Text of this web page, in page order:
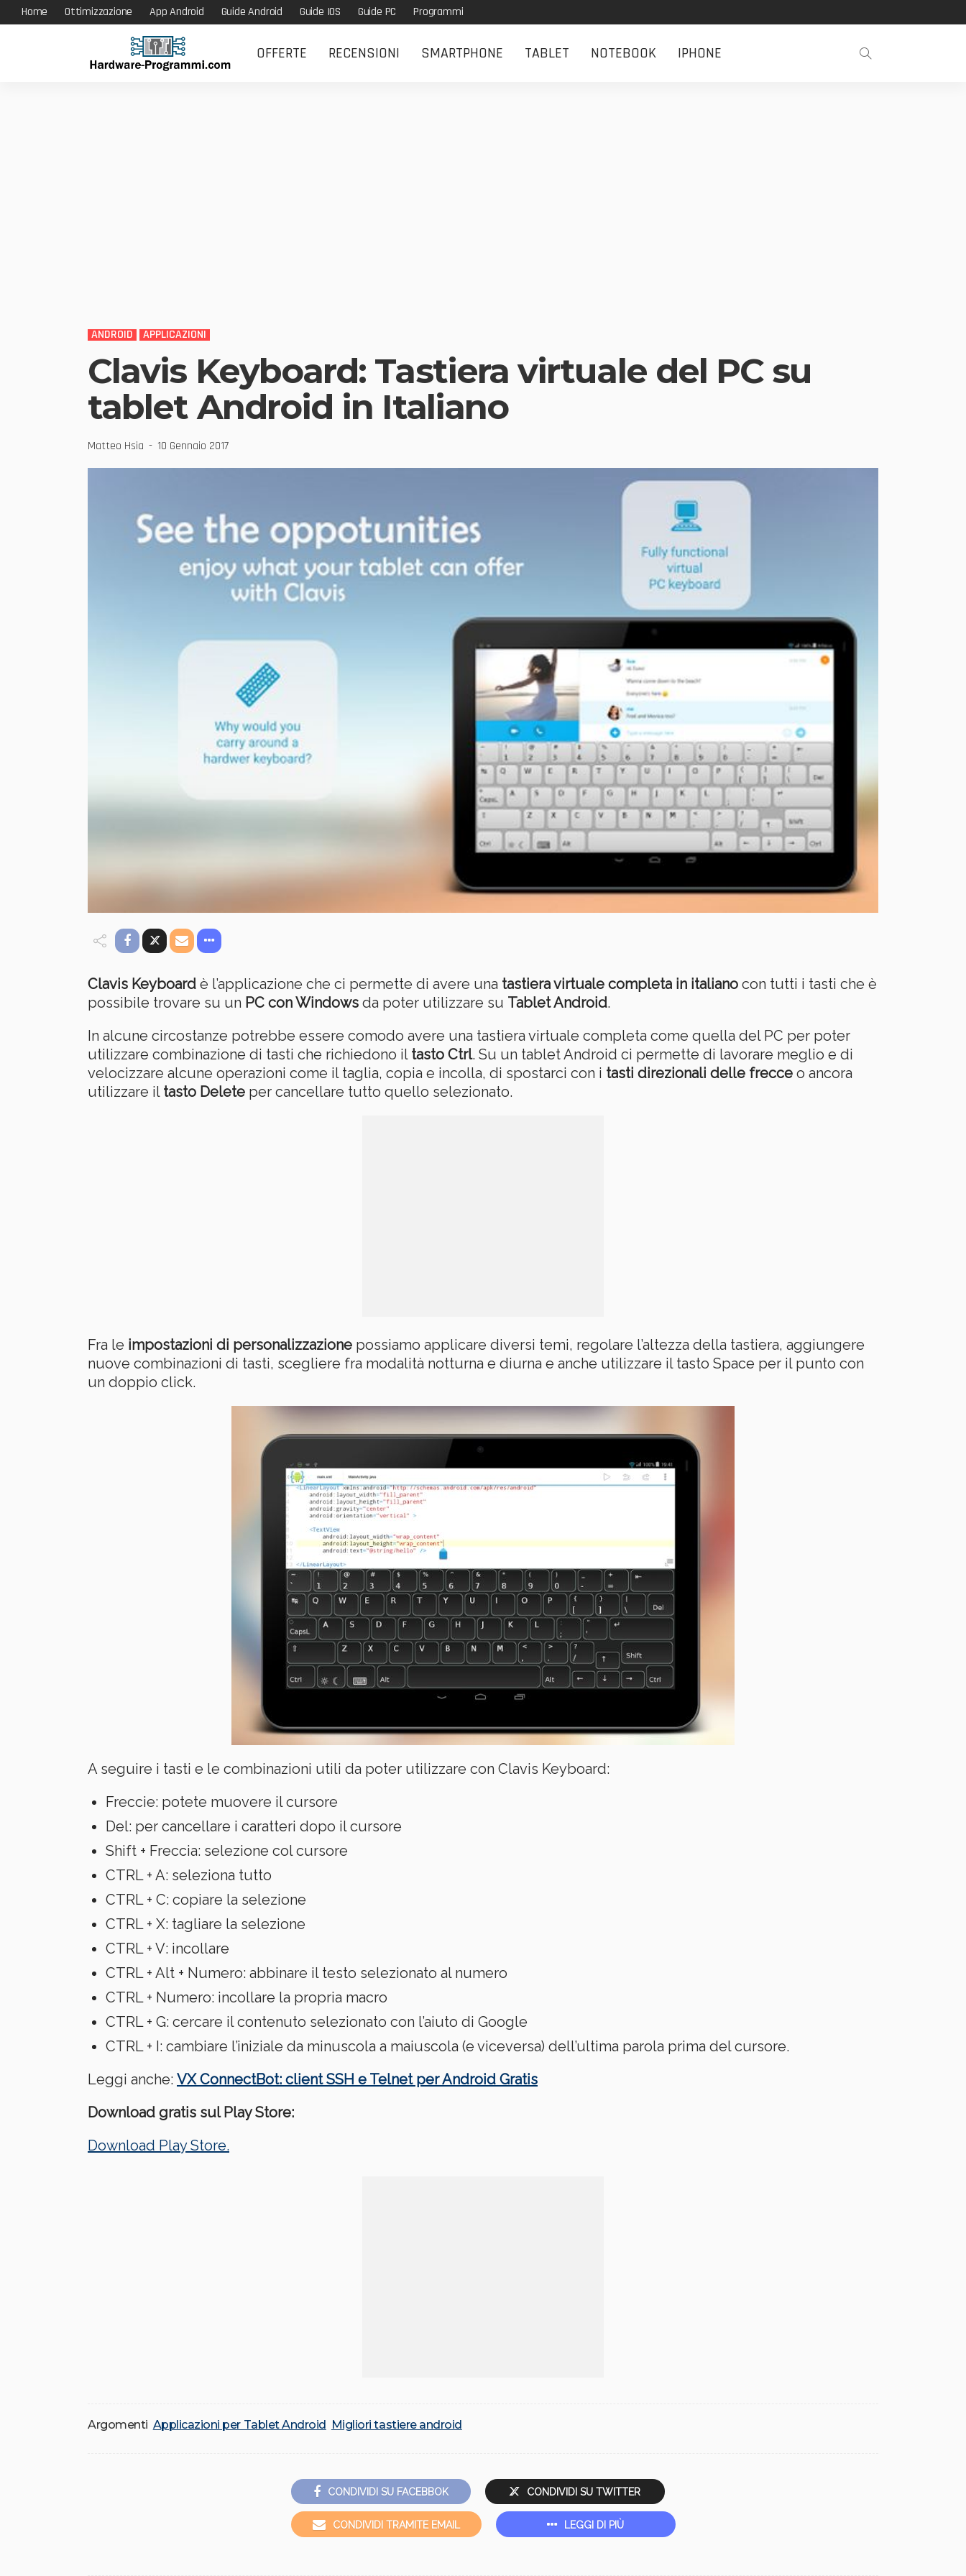
Home Ottimizzazione App Android Guide Android Guide IOS Guide PC Programmi
OFFERTE RECENSIONI SMARTPHONE TABLET NOTEBOOK IPHONE
ANDROID APPLICAZIONI
Clavis Keyboard: Tastiera virtuale del PC su
tablet Android in Italiano
Matteo Hsia 10 Gennaio 2017
Clavis Keyboard è l’applicazione che ci permette di avere una tastiera virtuale completa in italiano con tutti i tasti che è
possibile trovare su un PC con Windows da poter utilizzare su Tablet Android.
In alcune circostanze potrebbe essere comodo avere una tastiera virtuale completa come quella del PC per poter
utilizzare combinazione di tasti che richiedono il tasto Ctrl. Su un tablet Android ci permette di lavorare meglio e di
velocizzare alcune operazioni come il taglia, copia e incolla, di spostarci con i tasti direzionali delle frecce o ancora
utilizzare il tasto Delete per cancellare tutto quello selezionato.
Fra le impostazioni di personalizzazione possiamo applicare diversi temi, regolare l’altezza della tastiera, aggiungere
nuove combinazioni di tasti, scegliere fra modalità notturna e diurna e anche utilizzare il tasto Space per il punto con
un doppio click.
A seguire i tasti e le combinazioni utili da poter utilizzare con Clavis Keyboard:
Freccie: potete muovere il cursore
Del: per cancellare i caratteri dopo il cursore
Shift + Freccia: selezione col cursore
CTRL + A: seleziona tutto
CTRL + C: copiare la selezione
CTRL + X: tagliare la selezione
CTRL + V: incollare
CTRL + Alt + Numero: abbinare il testo selezionato al numero
CTRL + Numero: incollare la propria macro
CTRL + G: cercare il contenuto selezionato con l’aiuto di Google
CTRL + I: cambiare l’iniziale da minuscola a maiuscola (e viceversa) dell’ultima parola prima del cursore.
Leggi anche: VX ConnectBot: client SSH e Telnet per Android Gratis
Download gratis sul Play Store:
Download Play Store.
Argomenti Applicazioni per Tablet Android Migliori tastiere android
CONDIVIDI SU FACEBBOK CONDIVIDI SU TWITTER
CONDIVIDI TRAMITE EMAIL LEGGI DI PIÙ